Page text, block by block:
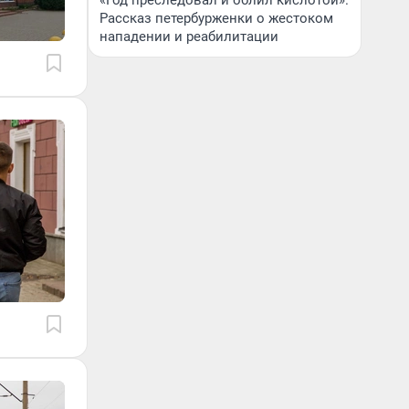
Рассказ петербурженки о жестоком
нападении и реабилитации